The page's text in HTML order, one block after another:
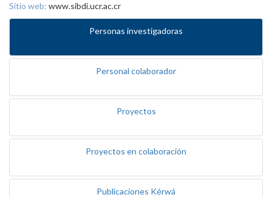
Sitio web: www.sibdi.ucr.ac.cr
Personas investigadoras
Personal colaborador
Proyectos
Proyectos en colaboración
Publicaciones Kérwá